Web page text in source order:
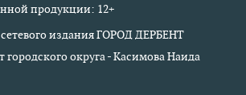
продукции: 12+
издания ГОРОД ДЕРБЕНТ
округа - Касимова Наида